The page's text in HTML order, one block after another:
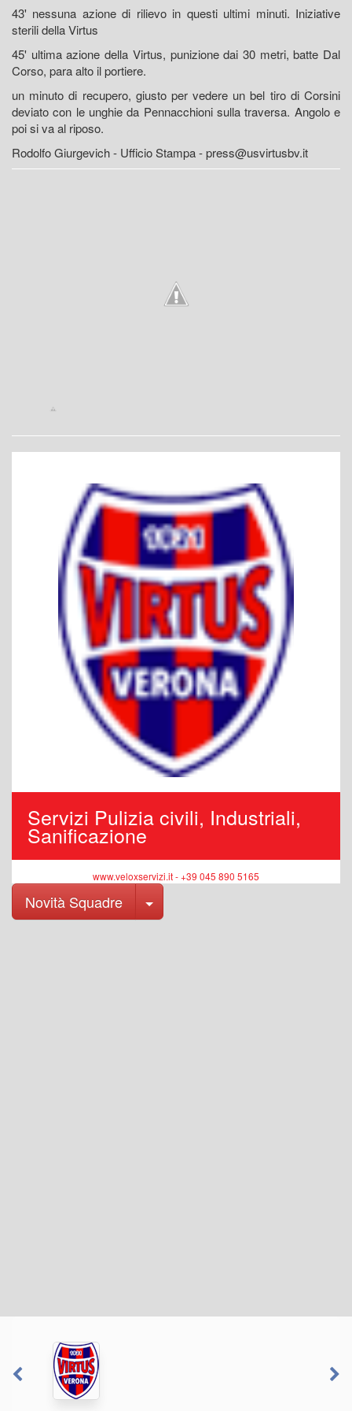
43' nessuna azione di rilievo in questi ultimi minuti. Iniziative
sterili della Virtus
45' ultima azione della Virtus, punizione dai 30 metri, batte Dal
Corso, para alto il portiere.
un minuto di recupero, giusto per vedere un bel tiro di Corsini
deviato con le unghie da Pennacchioni sulla traversa. Angolo e
poi si va al riposo.
Rodolfo Giurgevich - Ufficio Stampa - press@usvirtusbv.it
Servizi Pulizia civili, Industriali,
Sanificazione
www.veloxservizi.it - +39 045 890 5165
Novità Squadre Toggle Dropdown